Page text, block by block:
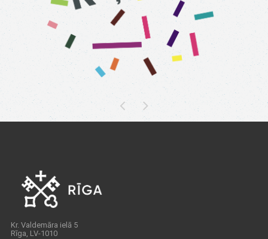
Kr. Valdemāra ielā 5
Rīga, LV-1010